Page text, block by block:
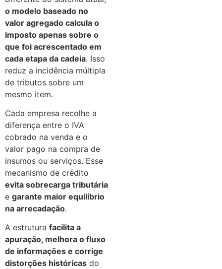
o modelo baseado no
valor agregado calcula o
imposto apenas sobre o
que foi acrescentado em
cada etapa da cadeia. Isso
reduz a incidência múltipla
de tributos sobre um
mesmo item.
Cada empresa recolhe a
diferença entre o IVA
cobrado na venda e o
valor pago na compra de
insumos ou serviços. Esse
mecanismo de crédito
evita sobrecarga tributária
e garante maior equilíbrio
na arrecadação.
A estrutura facilita a
apuração, melhora o fluxo
de informações e corrige
distorções históricas do